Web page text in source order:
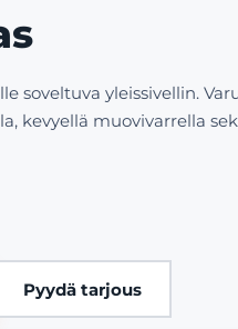
soveltuva yleissivellin.
kevyellä muovivarrella
Pyydä tarjous